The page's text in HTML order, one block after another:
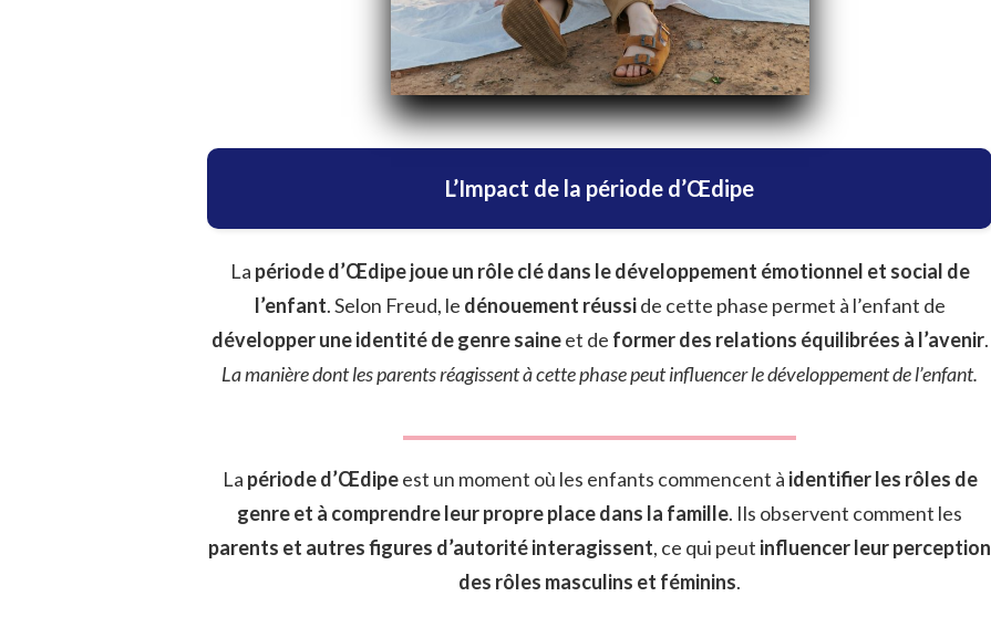
L’Impact de la période d’Œdipe
La période d’Œdipe joue un rôle clé dans le développement émotionnel et social de
l’enfant. Selon Freud, le dénouement réusside cette phase permet à l’enfant de
développer une identité de genre saineet de former des relations équilibrées à l’avenir.
La manière dont les parents réagissent à cette phase peut influencer le développement de l’enfant.
La période d’Œdipeest un moment où les enfants commencent à identifier les rôles de
genre et à comprendre leur propre place dans la famille. Ils observent comment les
parents et autres figures d’autorité interagissent, ce qui peut influencer leur perception
des rôles masculins et féminins.